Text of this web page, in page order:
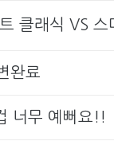
클래식 VS 스
완료
너무 예뻐요!!